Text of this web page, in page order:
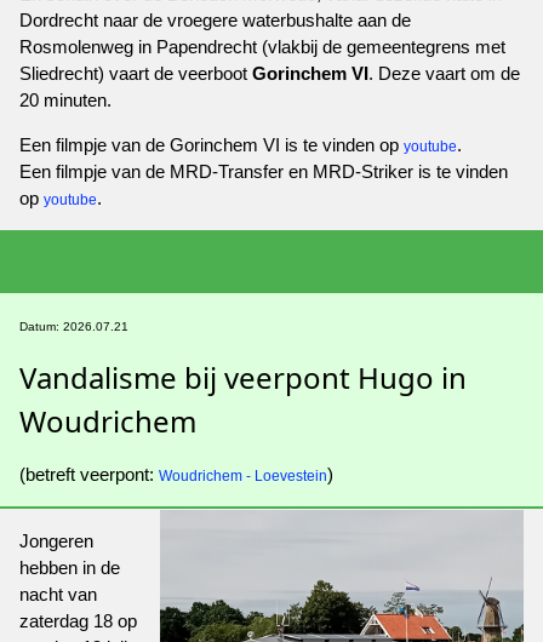
Dordrecht naar de vroegere waterbushalte aan de
Rosmolenweg in Papendrecht (vlakbij de gemeentegrens met
Sliedrecht) vaart de veerboot Gorinchem VI. Deze vaart om de
20 minuten.
Een filmpje van de Gorinchem VI is te vinden op youtube.
Een filmpje van de MRD-Transfer en MRD-Striker is te vinden
op youtube.
Datum: 2026.07.21
Vandalisme bij veerpont Hugo in
Woudrichem
(betreft veerpont: Woudrichem - Loevestein)
Jongeren
hebben in de
nacht van
zaterdag 18 op